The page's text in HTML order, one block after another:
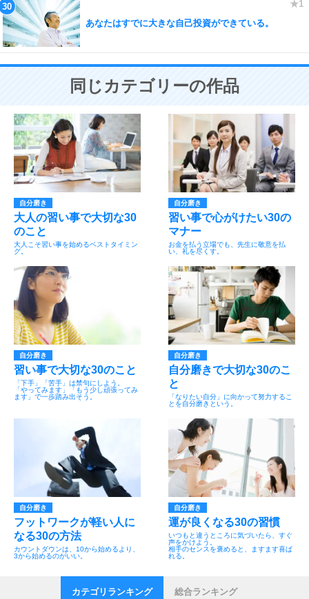
あなたはすでに大きな自己投資ができている。
同じカテゴリーの作品
自分磨き
大人の習い事で大切な30
のこと
大人こそ習い事を始めるベストタイミン
グ。
自分磨き
習い事で心がけたい30の
マナー
お金を払う立場でも、先生に敬意を払
い、礼を尽くす。
自分磨き
習い事で大切な30のこと
「下手」「苦手」は禁句にしよう。
「やってみます」「もう少し頑張ってみ
ます」で一歩踏み出そう。
自分磨き
自分磨きで大切な30のこ
と
「なりたい自分」に向かって努力するこ
とを自分磨きという。
自分磨き
フットワークが軽い人に
なる30の方法
カウントダウンは、10から始めるより、
3から始めるのがいい。
自分磨き
運が良くなる30の習慣
いつもと違うところに気づいたら、すぐ
声をかけよう。
相手のセンスを褒めると、ますます喜ば
れる。
カテゴリランキング 総合ランキング